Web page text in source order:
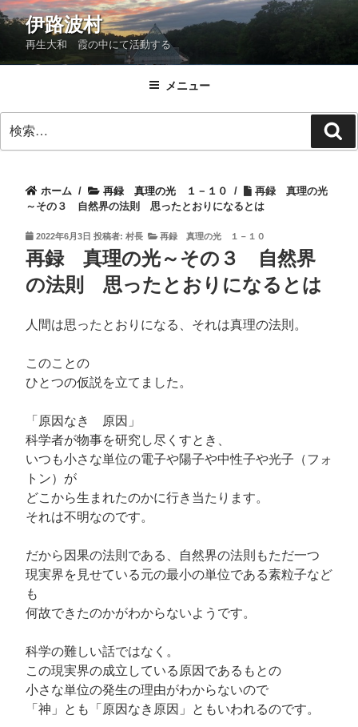
コ
ン
ン
ス
伊路波村
再生大和 霞の中にて活動する
メニュー
索:
索
ホーム / 再録 真理の光 １－１０ /
再録 真理の光
～その３ 自然界の法則 思ったとおりになるとは
投
稿
日:
2022年6月3日 投稿者: 村長 再録 真理の光 １－１０
再録 真理の光～その３ 自然界
の法則 思ったとおりになるとは
人間は思ったとおりになる、それは真理の法則。
このことの
ひとつの仮説を立てました。
「原因なき 原因」
科学者が物事を研究し尽くすとき、
いつも小さな単位の電子や陽子や中性子や光子（フォ
トン）が
どこから生まれたのかに行き当たります。
それは不明なのです。
だから因果の法則である、自然界の法則もただ一つ
現実界を見せている元の最小の単位である素粒子など
も
何故できたのかがわからないようです。
科学の難しい話ではなく。
この現実界の成立している原因であるもとの
小さな単位の発生の理由がわからないので
「神」とも「原因なき原因」ともいわれるのです。